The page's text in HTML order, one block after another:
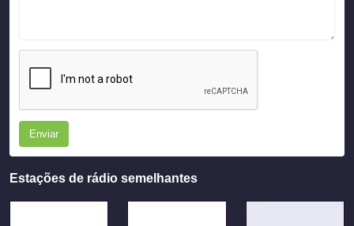
Enviar
Estações de rádio semelhantes